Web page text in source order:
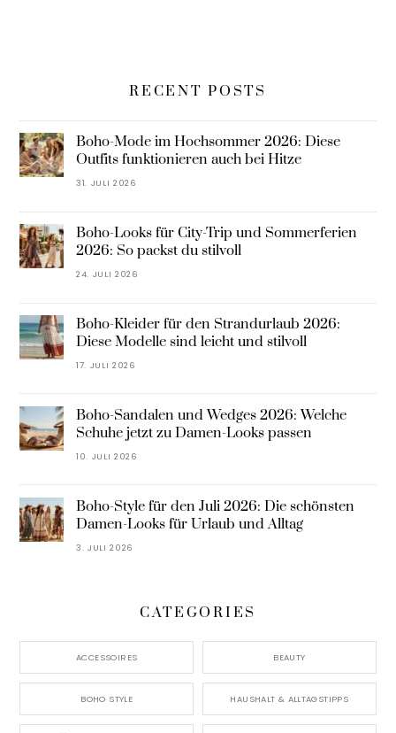
RECENT POSTS
Boho-Mode im Hochsommer 2026: Diese
Outfits funktionieren auch bei Hitze
31. JULI 2026
Boho-Looks für City-Trip und Sommerferien
2026: So packst du stilvoll
24. JULI 2026
Boho-Kleider für den Strandurlaub 2026:
Diese Modelle sind leicht und stilvoll
17. JULI 2026
Boho-Sandalen und Wedges 2026: Welche
Schuhe jetzt zu Damen-Looks passen
10. JULI 2026
Boho-Style für den Juli 2026: Die schönsten
Damen-Looks für Urlaub und Alltag
3. JULI 2026
CATEGORIES
ACCESSOIRES BEAUTY
BOHO STYLE HAUSHALT & ALLTAGSTIPPS